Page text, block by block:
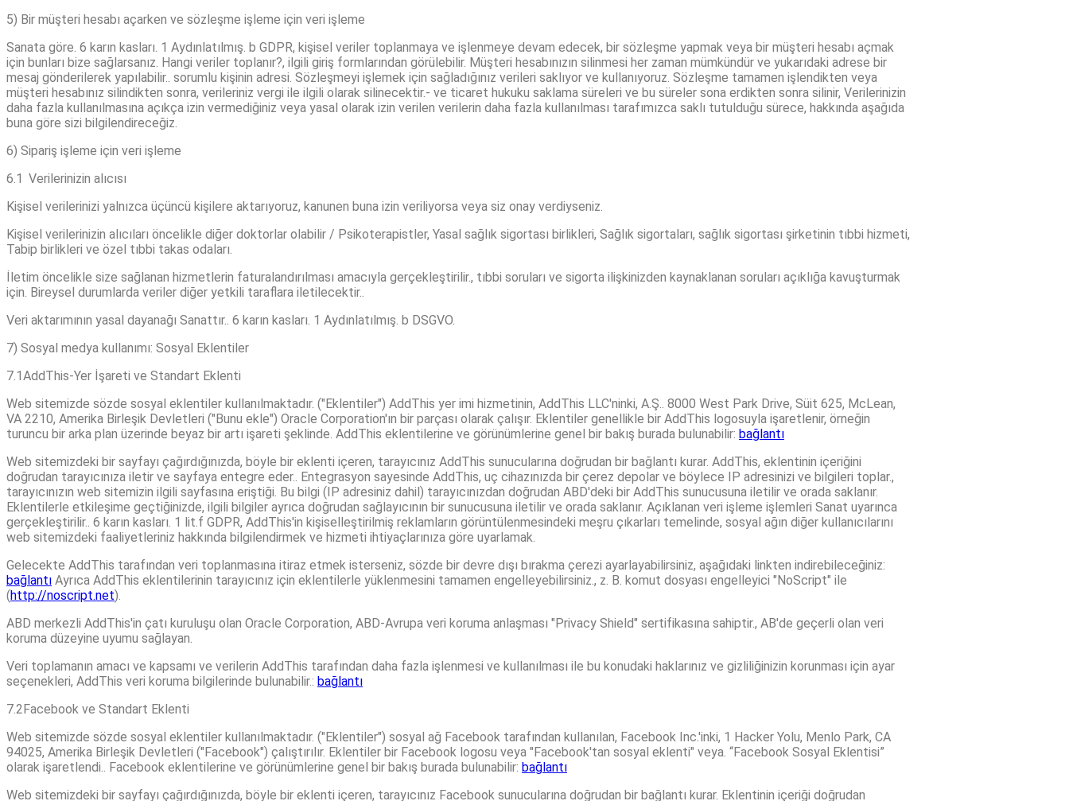
5) Bir müşteri hesabı açarken ve sözleşme işleme için veri işleme
Sanata göre. 6 karın kasları. 1 Aydınlatılmış. b GDPR, kişisel veriler toplanmaya ve işlenmeye devam edecek, bir sözleşme yapmak veya bir müşteri hesabı açmak
için bunları bize sağlarsanız. Hangi veriler toplanır?, ilgili giriş formlarından görülebilir. Müşteri hesabınızın silinmesi her zaman mümkündür ve yukarıdaki adrese bir
mesaj gönderilerek yapılabilir.. sorumlu kişinin adresi. Sözleşmeyi işlemek için sağladığınız verileri saklıyor ve kullanıyoruz. Sözleşme tamamen işlendikten veya
müşteri hesabınız silindikten sonra, verileriniz vergi ile ilgili olarak silinecektir.- ve ticaret hukuku saklama süreleri ve bu süreler sona erdikten sonra silinir, Verilerinizin
daha fazla kullanılmasına açıkça izin vermediğiniz veya yasal olarak izin verilen verilerin daha fazla kullanılması tarafımızca saklı tutulduğu sürece, hakkında aşağıda
buna göre sizi bilgilendireceğiz.
6) Sipariş işleme için veri işleme
6.1 Verilerinizin alıcısı
Kişisel verilerinizi yalnızca üçüncü kişilere aktarıyoruz, kanunen buna izin veriliyorsa veya siz onay verdiyseniz.
Kişisel verilerinizin alıcıları öncelikle diğer doktorlar olabilir / Psikoterapistler, Yasal sağlık sigortası birlikleri, Sağlık sigortaları, sağlık sigortası şirketinin tıbbi hizmeti,
Tabip birlikleri ve özel tıbbi takas odaları.
İletim öncelikle size sağlanan hizmetlerin faturalandırılması amacıyla gerçekleştirilir., tıbbi soruları ve sigorta ilişkinizden kaynaklanan soruları açıklığa kavuşturmak
için. Bireysel durumlarda veriler diğer yetkili taraflara iletilecektir..
Veri aktarımının yasal dayanağı Sanattır.. 6 karın kasları. 1 Aydınlatılmış. b DSGVO.
7) Sosyal medya kullanımı: Sosyal Eklentiler
7.1AddThis-Yer İşareti ve Standart Eklenti
Web sitemizde sözde sosyal eklentiler kullanılmaktadır. ("Eklentiler") AddThis yer imi hizmetinin, AddThis LLC'ninki, A.Ş.. 8000 West Park Drive, Süit 625, McLean,
VA 2210, Amerika Birleşik Devletleri ("Bunu ekle") Oracle Corporation'ın bir parçası olarak çalışır. Eklentiler genellikle bir AddThis logosuyla işaretlenir, örneğin
turuncu bir arka plan üzerinde beyaz bir artı işareti şeklinde. AddThis eklentilerine ve görünümlerine genel bir bakış burada bulunabilir: bağlantı
Web sitemizdeki bir sayfayı çağırdığınızda, böyle bir eklenti içeren, tarayıcınız AddThis sunucularına doğrudan bir bağlantı kurar. AddThis, eklentinin içeriğini
doğrudan tarayıcınıza iletir ve sayfaya entegre eder.. Entegrasyon sayesinde AddThis, uç cihazınızda bir çerez depolar ve böylece IP adresinizi ve bilgileri toplar.,
tarayıcınızın web sitemizin ilgili sayfasına eriştiği. Bu bilgi (IP adresiniz dahil) tarayıcınızdan doğrudan ABD'deki bir AddThis sunucusuna iletilir ve orada saklanır.
Eklentilerle etkileşime geçtiğinizde, ilgili bilgiler ayrıca doğrudan sağlayıcının bir sunucusuna iletilir ve orada saklanır. Açıklanan veri işleme işlemleri Sanat uyarınca
gerçekleştirilir.. 6 karın kasları. 1 lit.f GDPR, AddThis'in kişiselleştirilmiş reklamların görüntülenmesindeki meşru çıkarları temelinde, sosyal ağın diğer kullanıcılarını
web sitemizdeki faaliyetleriniz hakkında bilgilendirmek ve hizmeti ihtiyaçlarınıza göre uyarlamak.
Gelecekte AddThis tarafından veri toplanmasına itiraz etmek isterseniz, sözde bir devre dışı bırakma çerezi ayarlayabilirsiniz, aşağıdaki linkten indirebileceğiniz:
bağlantı Ayrıca AddThis eklentilerinin tarayıcınız için eklentilerle yüklenmesini tamamen engelleyebilirsiniz., z. B. komut dosyası engelleyici "NoScript" ile
(http://noscript.net).
ABD merkezli AddThis'in çatı kuruluşu olan Oracle Corporation, ABD-Avrupa veri koruma anlaşması "Privacy Shield" sertifikasına sahiptir., AB'de geçerli olan veri
koruma düzeyine uyumu sağlayan.
Veri toplamanın amacı ve kapsamı ve verilerin AddThis tarafından daha fazla işlenmesi ve kullanılması ile bu konudaki haklarınız ve gizliliğinizin korunması için ayar
seçenekleri, AddThis veri koruma bilgilerinde bulunabilir.: bağlantı
7.2Facebook ve Standart Eklenti
Web sitemizde sözde sosyal eklentiler kullanılmaktadır. ("Eklentiler") sosyal ağ Facebook tarafından kullanılan, Facebook Inc.'inki, 1 Hacker Yolu, Menlo Park, CA
94025, Amerika Birleşik Devletleri ("Facebook") çalıştırılır. Eklentiler bir Facebook logosu veya "Facebook'tan sosyal eklenti" veya. “Facebook Sosyal Eklentisi”
olarak işaretlendi.. Facebook eklentilerine ve görünümlerine genel bir bakış burada bulunabilir: bağlantı
Web sitemizdeki bir sayfayı çağırdığınızda, böyle bir eklenti içeren, tarayıcınız Facebook sunucularına doğrudan bir bağlantı kurar. Eklentinin içeriği doğrudan